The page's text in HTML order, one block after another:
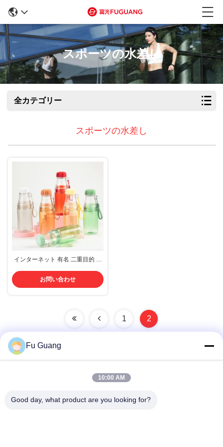
スポーツの水差し
全カテゴリー
スポーツの水差し
インターネット 有名 二重目的 小
器 夏の携帯柄 学生 DIY 水杯
お問い合わせ
1 2
アドレス
Fu Guang
10:00 AM
Good day, what product are you looking for?